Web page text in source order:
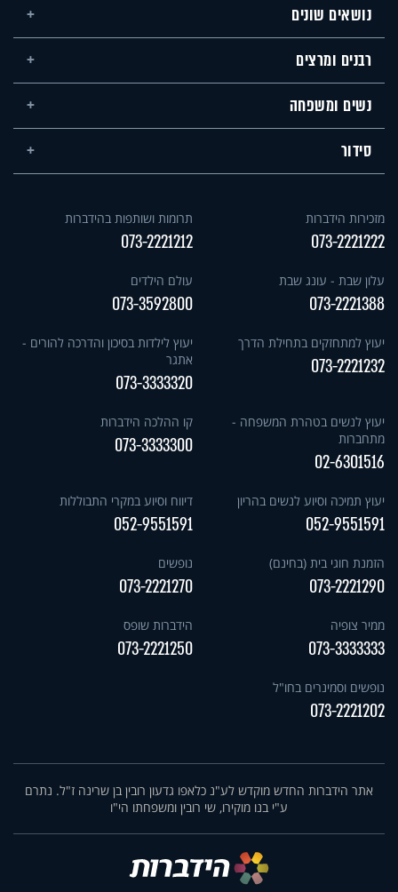
נושאים שונים
רבנים ומרצים
נשים ומשפחה
סידור
מזכירות הידברות
073-2221222
תרומות ושותפות בהידברות
073-2221212
עלון שבת - עונג שבת
073-2221388
עולם הילדים
073-3592800
יעוץ למתחזקים בתחילת הדרך
073-2221232
יעוץ לילדות בסיכון והדרכה להורים -
אתגר
073-3333320
יעוץ לנשים בטהרת המשפחה -
מתחברות
02-6301516
קו ההלכה הידברות
073-3333300
יעוץ תמיכה וסיוע לנשים בהריון
052-9551591
דיווח וסיוע במקרי התבוללות
052-9551591
הזמנת חוגי בית (בחינם)
073-2221290
נופשים
073-2221270
ממיר צופיה
073-3333333
הידברות שופס
073-2221250
נופשים וסמינרים בחו"ל
073-2221202
אתר הידברות החדש מוקדש לע"נ כלאפו גדעון רובין בן שרינה ז"ל. נתרם
ע"י בנו מוקירו, שי רובין ומשפחתו הי"ו